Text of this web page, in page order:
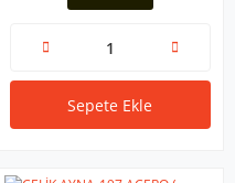
Sepete Ekle